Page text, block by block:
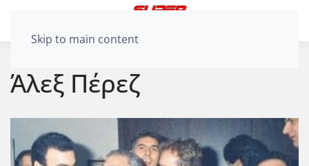
Skip to main content
Άλεξ Πέρεζ